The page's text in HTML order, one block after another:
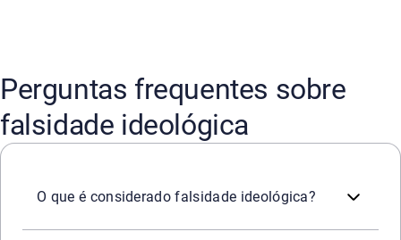
Perguntas frequentes sobre
falsidade ideológica
O que é considerado falsidade ideológica?